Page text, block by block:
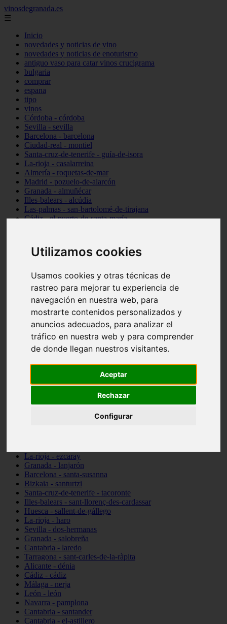
Utilizamos cookies
Usamos cookies y otras técnicas de
rastreo para mejorar tu experiencia de
navegación en nuestra web, para
mostrarte contenidos personalizados y
anuncios adecuados, para analizar el
tráfico en nuestra web y para comprender
de donde llegan nuestros visitantes.
Aceptar
Rechazar
Configurar
vinosdegranada.es
☰
Inicio
novedades y noticias de vino
novedades y noticias de enoturismo
antiguo vaso para catar vinos crucigrama
bulgaria
comprar
espana
tipo
vinos
Córdoba - córdoba
Sevilla - sevilla
Barcelona - barcelona
Ciudad-real - montiel
Santa-cruz-de-tenerife - guía-de-isora
La-rioja - casalarreina
Almería - roquetas-de-mar
Madrid - pozuelo-de-alarcón
Granada - almuñécar
Illes-balears - alcúdia
Las-palmas - san-bartolomé-de-tirajana
Cádiz - el-puerto-de-santa-maría
Santa-cruz-de-tenerife - los-llanos-de-aridane
Cantabria - suances
Granada - monachil
Huesca - isábena
Huesca - alquézar
Huesca - castejón-de-sos
Sevilla - marinaleda
Córdoba - almedinilla
Navarra - zangoza
Cantabria - arenas-de-iguña
Barcelona - la-pobla-de-lillet
Las-palmas - yaiza
Valladolid - fuensaldaña
La-rioja - ezcaray
Granada - lanjarón
Barcelona - santa-susanna
Bizkaia - santurtzi
Santa-cruz-de-tenerife - tacoronte
Illes-balears - sant-llorenç-des-cardassar
Huesca - sallent-de-gállego
La-rioja - haro
Sevilla - dos-hermanas
Granada - salobreña
Cantabria - laredo
Tarragona - sant-carles-de-la-ràpita
Alicante - dénia
Cádiz - cádiz
Málaga - nerja
León - león
Navarra - pamplona
Cantabria - santander
Cantabria - el-astillero